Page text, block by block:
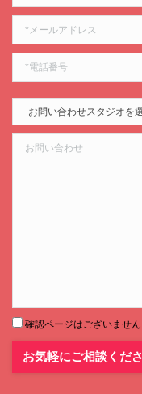
確認ページはございませ